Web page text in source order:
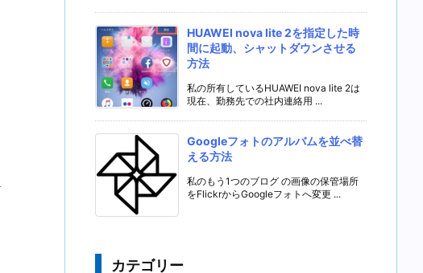
HUAWEI nova lite 2を指定した時
間に起動、シャットダウンさせる
方法
私の所有しているHUAWEI nova lite 2は
現在、勤務先での社内連絡用 ...
Googleフォトのアルバムを並べ替
える方法
私のもう1つのブログ の画像の保管場所
をFlickrからGoogleフォトへ変更 ...
カテゴリー